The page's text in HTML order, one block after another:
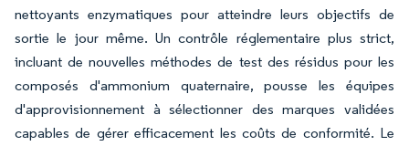
nettoyants enzymatiques pour atteindre leurs objectifs de
sortie le jour même. Un contrôle réglementaire plus strict,
incluant de nouvelles méthodes de test des résidus pour les
composés d'ammonium quaternaire, pousse les équipes
d'approvisionnement à sélectionner des marques validées
capables de gérer efficacement les coûts de conformité. Le